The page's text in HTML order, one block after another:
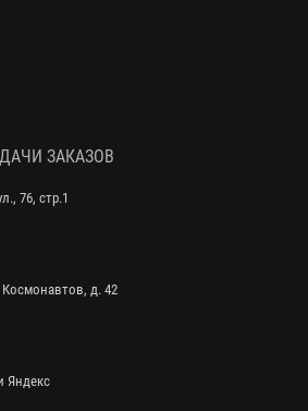
ЗАКАЗОВ
76, стр.1
Космонавтов, д. 42
Яндекс